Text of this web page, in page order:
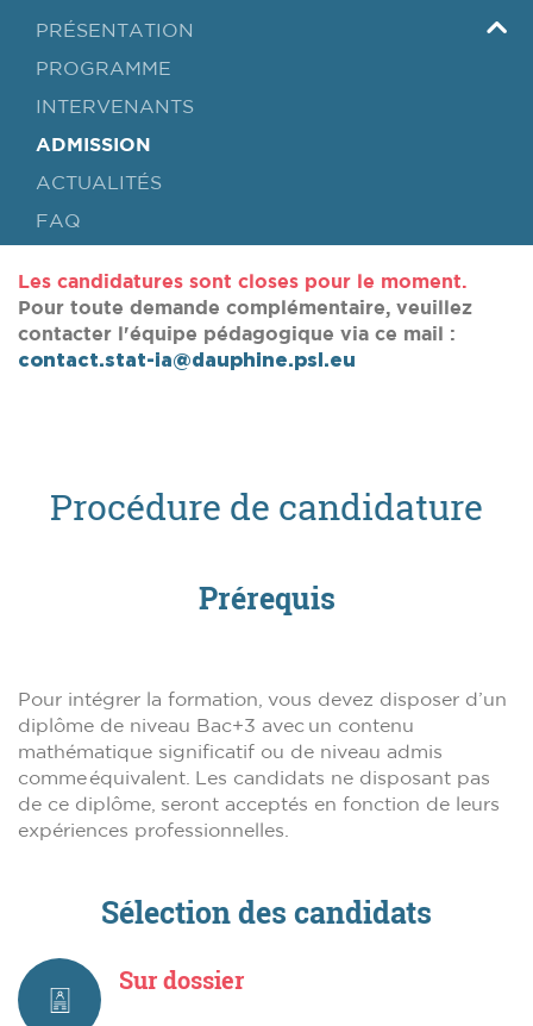
PRÉSENTATION
PROGRAMME
INTERVENANTS
ADMISSION
ACTUALITÉS
FAQ
Les candidatures sont closes pour le moment.
Pour toute demande complémentaire, veuillez
contacter l'équipe pédagogique via ce mail :
contact.stat-ia@dauphine.psl.eu
Procédure de candidature
Prérequis
Pour intégrer la formation, vous devez disposer d’un
diplôme de niveau Bac+3 avec un contenu
mathématique significatif ou de niveau admis
comme équivalent. Les candidats ne disposant pas
de ce diplôme, seront acceptés en fonction de leurs
expériences professionnelles.
Sélection des candidats
Sur dossier